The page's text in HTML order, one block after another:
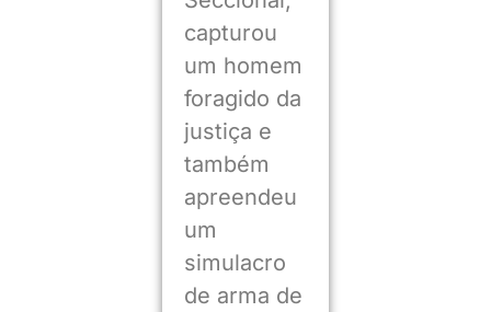
capturou
um homem
foragido da
justiça e
também
apreendeu
um
simulacro
de arma de